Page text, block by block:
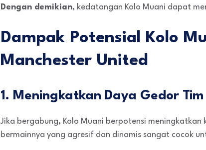
Dengan demikian, kedatangan Kolo Muani dapat
Dampak Potensial Kolo
Manchester United
1. Meningkatkan Daya Gedor Tim
Jika bergabung, Kolo Muani berpotensi
bermainnya yang agresif dan dinamis sangat cocok